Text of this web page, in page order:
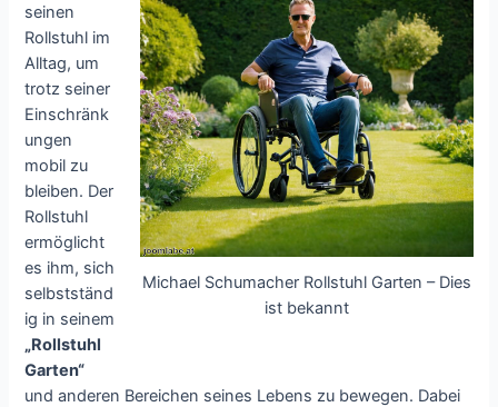
Michael Schumacher Rollstuhl Garten – Dies
ist bekannt
seinen
Rollstuhl im
Alltag, um
trotz seiner
Einschränk
ungen
mobil zu
bleiben. Der
Rollstuhl
ermöglicht
es ihm, sich
selbstständ
ig in seinem
„Rollstuhl
Garten“
und anderen Bereichen seines Lebens zu bewegen. Dabei